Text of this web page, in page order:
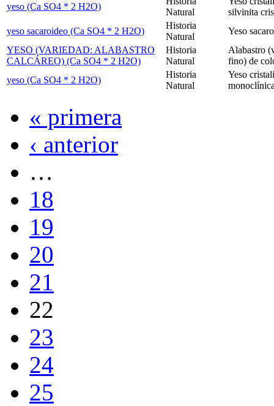
yeso (Ca SO4 * 2 H2O)
Natural
silvinita
yeso sacaroideo (Ca SO4 * 2 H2O)
Historia
Natural
Yeso
YESO (VARIEDAD: ALABASTRO
CALCÁREO) (Ca SO4 * 2 H2O)
Historia
Natural
Alabastro
fino) de
yeso (Ca SO4 * 2 H2O)
Historia
Natural
Yeso
« primera
‹ anterior
…
18
19
20
21
22
23
24
25